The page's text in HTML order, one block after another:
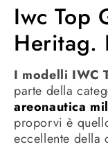
Iwc Top
Heritag.
I modelli IWC
parte della
areonautica
proporvi è
eccellente della